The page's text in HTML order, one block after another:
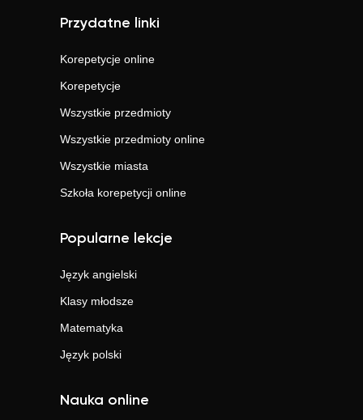
Przydatne linki
Korepetycje online
Korepetycje
Wszystkie przedmioty
Wszystkie przedmioty online
Wszystkie miasta
Szkoła korepetycji online
Popularne lekcje
Język angielski
Klasy młodsze
Matematyka
Język polski
Nauka online